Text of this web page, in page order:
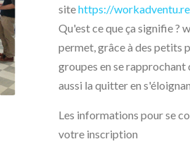
sitehttps://
Qu'est ce que ça signifie ?
permet, grâce à des petits
groupes en se rapprochant
aussi la quitter en
Les informations pour se
votre inscription